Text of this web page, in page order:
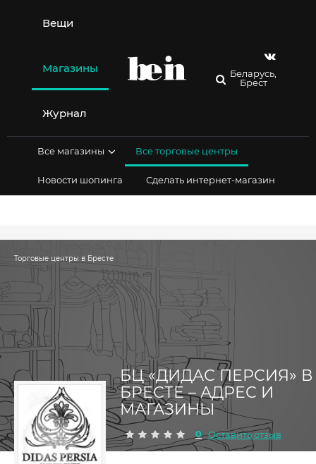
содержимому
Вещи
Магазины
Журнал
Беларусь,
Брест
Все магазины Все торговые центры
Новости шопинга Сделать интернет-магазин
Торговые центры в Бресте
БЦ «ДИДАС ПЕРСИЯ» В
БРЕСТЕ – АДРЕС И
МАГАЗИНЫ
0 Оставить отзыв